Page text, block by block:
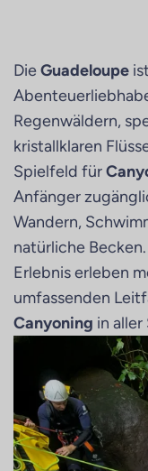
DieGuadeloupe
Regenwäldern,
kristallklaren
Spielfeld für
Anfänger
Wandern,
natürliche
Erlebnis erleben
umfassenden
Canyoning in